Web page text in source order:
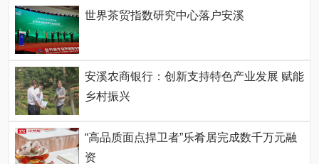
世界茶贸指数研究中心落户安溪
安溪农商银行：创新支持特色产业发展 赋能
乡村振兴
“高品质面点捍卫者”乐肴居完成数千万元融
资